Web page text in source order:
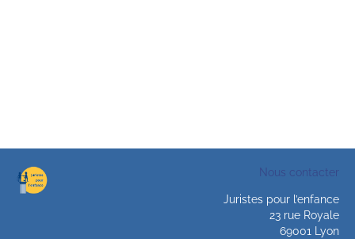
Nous contacter
Juristes pour l’enfance
23 rue Royale
69001 Lyon